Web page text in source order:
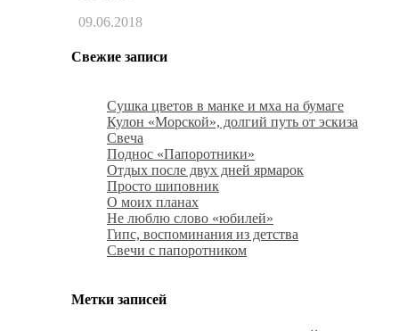
09.06.2018
Свежие записи
Сушка цветов в манке и мха на бумаге
Кулон «Морской», долгий путь от эскиза
Свеча
Поднос «Папоротники»
Отдых после двух дней ярмарок
Просто шиповник
О моих планах
Не люблю слово «юбилей»
Гипс, воспоминания из детства
Свечи с папоротником
Метки записей